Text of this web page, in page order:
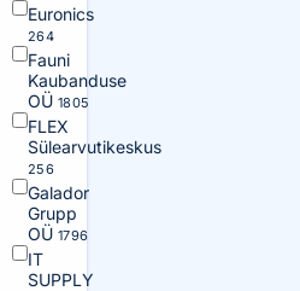
Euronics
264
Fauni
Kaubanduse
OÜ 1805
FLEX
Sülearvutikeskus
256
Galador
Grupp
OÜ 1796
IT
SUPPLY